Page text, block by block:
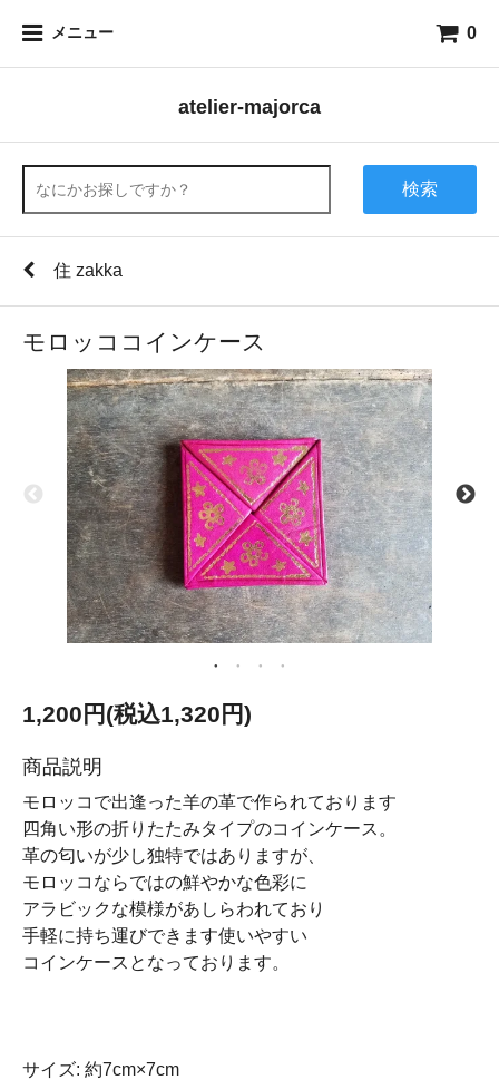
メニュー 0
atelier-majorca
検索
住 zakka
モロッココインケース
1,200円(税込1,320円)
商品説明
モロッコで出逢った羊の革で作られております
四角い形の折りたたみタイプのコインケース。
革の匂いが少し独特ではありますが、
モロッコならではの鮮やかな色彩に
アラビックな模様があしらわれており
手軽に持ち運びできます使いやすい
コインケースとなっております。
サイズ: 約7cm×7cm